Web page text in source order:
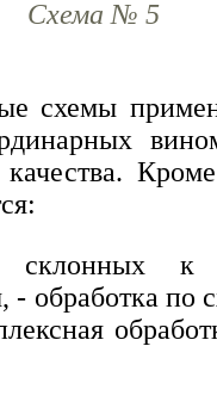
Схема № 5
схемы
качества.
к
- обработка по